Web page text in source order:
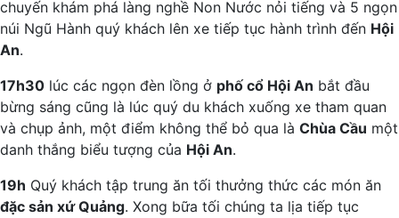
chuyến khám phá làng nghề Non Nước nỏi tiếng và 5 ngọn
núi Ngũ Hành quý khách lên xe tiếp tục hành trình đến Hội
An.
17h30 lúc các ngọn đèn lồng ở phố cổ Hội An bắt đầu
bừng sáng cũng là lúc quý du khách xuống xe tham quan
và chụp ảnh, một điểm không thể bỏ qua là Chùa Cầu một
danh thắng biểu tượng của Hội An.
19h Quý khách tập trung ăn tối thưởng thức các món ăn
đặc sản xứ Quảng. Xong bữa tối chúng ta lịa tiếp tục